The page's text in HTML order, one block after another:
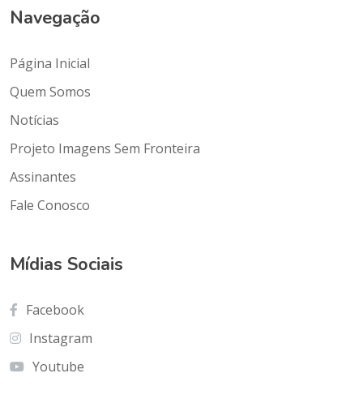
Navegação
Página Inicial
Quem Somos
Notícias
Projeto Imagens Sem Fronteira
Assinantes
Fale Conosco
Mídias Sociais
Facebook
Instagram
Youtube